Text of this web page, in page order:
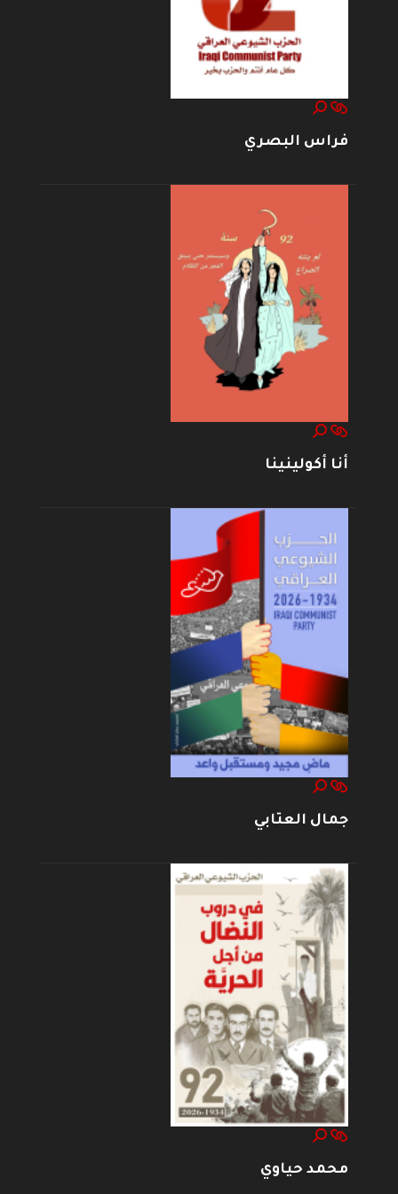
فراس البصري
أنا أكولينينا
جمال العتابي
محمد حياوي